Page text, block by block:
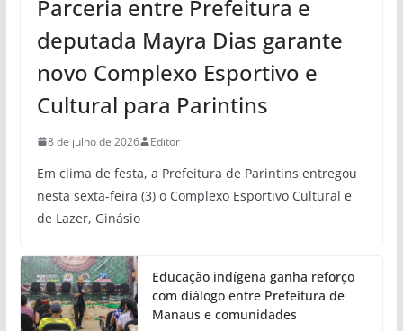
Parceria entre Prefeitura e
deputada Mayra Dias garante
novo Complexo Esportivo e
Cultural para Parintins
8 de julho de 2026 Editor
Em clima de festa, a Prefeitura de Parintins entregou
nesta sexta-feira (3) o Complexo Esportivo Cultural e
de Lazer, Ginásio
Educação indígena ganha reforço
com diálogo entre Prefeitura de
Manaus e comunidades